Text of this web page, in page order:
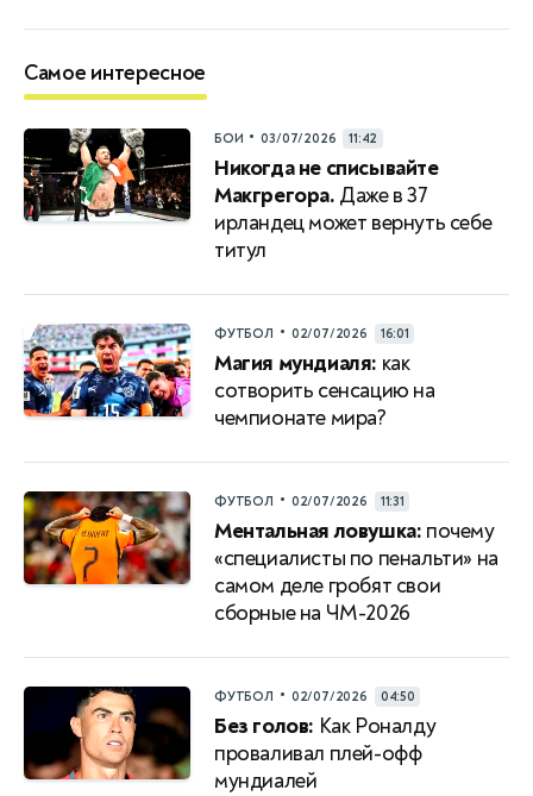
Самое интересное
БОИ • 03/07/2026 11:42
Никогда не списывайте
Макгрегора. Даже в 37
ирландец может вернуть себе
титул
ФУТБОЛ • 02/07/2026 16:01
Магия мундиаля: как
сотворить сенсацию на
чемпионате мира?
ФУТБОЛ • 02/07/2026 11:31
Ментальная ловушка: почему
«специалисты по пенальти» на
самом деле гробят свои
сборные на ЧМ-2026
ФУТБОЛ • 02/07/2026 04:50
Без голов: Как Роналду
проваливал плей-офф
мундиалей